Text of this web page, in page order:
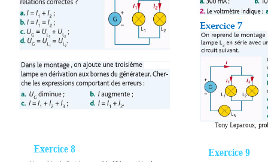
Tony Leparoux, pro
Exercice 7
Exercice 8 Exercice 9